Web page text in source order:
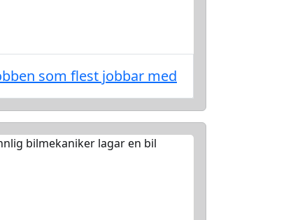
som flest jobbar med